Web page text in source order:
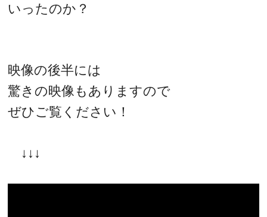
いったのか？
映像の後半には
驚きの映像もありますので
ぜひご覧ください！
↓↓↓